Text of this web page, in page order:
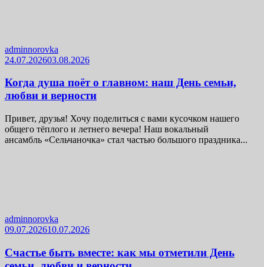
adminnorovka
24.07.202603.08.2026
Когда душа поёт о главном: наш День семьи,
любви и верности
Привет, друзья! Хочу поделиться с вами кусочком нашего
общего тёплого и летнего вечера! Наш вокальный
ансамбль «Сельчаночка» стал частью большого праздника...
adminnorovka
09.07.202610.07.2026
Счастье быть вместе: как мы отметили День